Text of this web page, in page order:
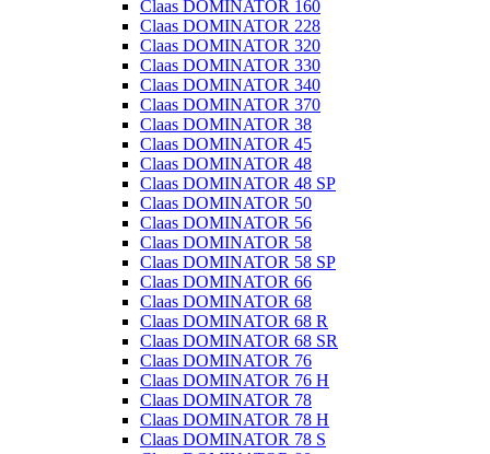
Claas DOMINATOR 160
Claas DOMINATOR 228
Claas DOMINATOR 320
Claas DOMINATOR 330
Claas DOMINATOR 340
Claas DOMINATOR 370
Claas DOMINATOR 38
Claas DOMINATOR 45
Claas DOMINATOR 48
Claas DOMINATOR 48 SP
Claas DOMINATOR 50
Claas DOMINATOR 56
Claas DOMINATOR 58
Claas DOMINATOR 58 SP
Claas DOMINATOR 66
Claas DOMINATOR 68
Claas DOMINATOR 68 R
Claas DOMINATOR 68 SR
Claas DOMINATOR 76
Claas DOMINATOR 76 H
Claas DOMINATOR 78
Claas DOMINATOR 78 H
Claas DOMINATOR 78 S